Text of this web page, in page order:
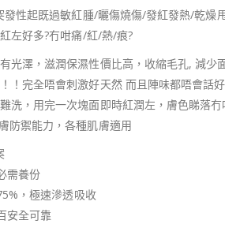
發性起既過敏紅腫/曬傷燒傷/發紅發熱/乾燥
左好多?冇咁痛/紅/熱/痕?
光澤，滋潤保濕性價比高，收縮毛孔, 減少
！完全唔會刺激好天然 而且陣味都唔會話
洗，用完一次塊面即時紅潤左，膚色睇落
防禦能力，各種肌膚適用
需養份
，極速滲透吸收
安全可靠